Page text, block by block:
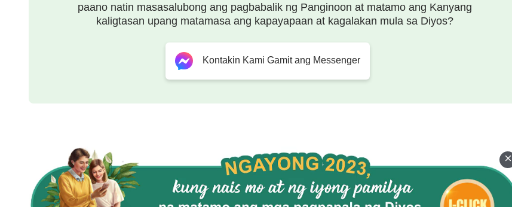
tagasunod at isang ordinaryong mananampalataya. Mayroon Siyang sariling mga layunin; at, bukod pa
nakapansin sa pag-iral ng Kanyang pagka-Diyos, at walang sinumang nakahiwatig sa pagkakaiba sa
pagitan ng Kanyang diwa at ng diwa ng tao. Namumuhay tayo na kasama Siya, malaya at walang
Kanyang tungkulin, at, bukod pa riyan, walang sinumang may kahit katiting na hinala tungkol sa
Kanyang identidad. Ipinagpapatuloy lamang natin ang ating mga pinagsisikapan, na para bang wala
Siyang kinalaman sa atin …
paano natin masasalubong ang pagbabalik ng Panginoon at matamo ang Kanyang
kaligtasan upang matamasa ang kapayapaan at kagalakan mula sa Diyos?
Kontakin Kami Gamit ang Messenger